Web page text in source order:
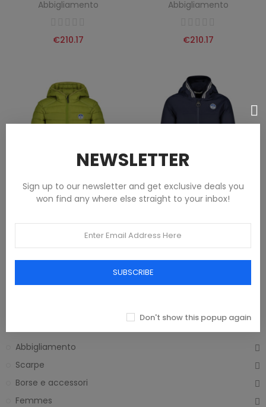
Abbigliamento
€210.17
Abbigliamento
€210.17
Abbigliamento
Abbigliamento
Abbigliamento
Scarpe
Borse e accessori
Femmes
NEWSLETTER
Sign up to our newsletter and get exclusive deals you
won find any where else straight to your inbox!
SUBSCRIBE
Don't show this popup again